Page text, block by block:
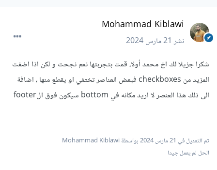
Mohammad Kiblawi
نشر21 مارس 2024
شكرا جزيلا لك اخ محمد أولا، قمت بتجربتها نعم نجحت و لكن اذا اضفت
المزيد من checkboxes فبعض العناصر تختفي او يقطع منها ، اضافة
الى ذلك هذا العنصر لا اريد مكانه في bottom سيكون فوق الfooter
تم التعديل في 21 مارس 2024
بواسطة Mohammad Kiblawi
الحل لم يعمل جيدا